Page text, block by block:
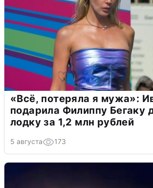
«Всё, потеряла я мужа»:
подарила Филиппу Бегаку
лодку за 1,2 млн рублей
5 августа 173